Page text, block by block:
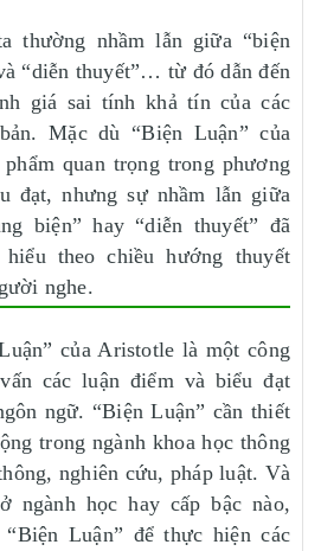
thường nhầm lẫn giữa “biện
“diễn thuyết”… từ đó dẫn đến
giá sai tính khả tín của các
Mặc dù “Biện Luận” của
quan trọng trong phương
đạt, nhưng sự nhầm lẫn giữa
biện” hay “diễn thuyết” đã
theo chiều hướng thuyết
nghe.
của Aristotle là một công
các luận điểm và biểu đạt
ngữ. “Biện Luận” cần thiết
trong ngành khoa học thông
nghiên cứu, pháp luật. Và
ngành học hay cấp bậc nào,
Luận” để thực hiện các